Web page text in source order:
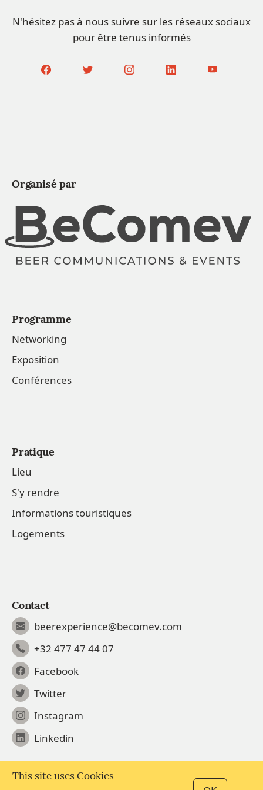
N'hésitez pas à nous suivre sur les réseaux sociaux
pour être tenus informés
Organisé par
Programme
Networking
Exposition
Conférences
Pratique
Lieu
S'y rendre
Informations touristiques
Logements
Contact
beerexperience@becomev.com
+32 477 47 44 07
Facebook
Twitter
Instagram
Linkedin
© 2026 Beer Experience
This site uses Cookies